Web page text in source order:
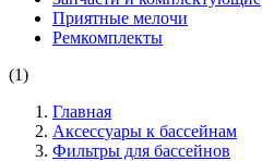
Приятные мелочи
Ремкомплекты
(1)
Главная
Аксессуары к бассейнам
Фильтры для бассейнов